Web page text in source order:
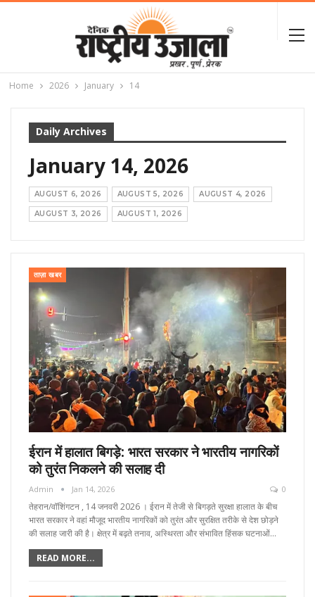
Home 2026 January 14
Daily Archives
January 14, 2026
AUGUST 6, 2026 AUGUST 5, 2026 AUGUST 4, 2026
AUGUST 3, 2026 AUGUST 1, 2026
ताज़ा खबर
ईरान में हालात बिगड़े: भारत सरकार ने भारतीय नागरिकों
को तुरंत निकलने की सलाह दी
Admin Jan 14, 2026 0
तेहरान/वॉशिंगटन , 14 जनवरी 2026 । ईरान में तेजी से बिगड़ते सुरक्षा हालात के बीच
भारत सरकार ने वहां मौजूद भारतीय नागरिकों को तुरंत और सुरक्षित तरीके से देश छोड़ने
की सलाह जारी की है। क्षेत्र में बढ़ते तनाव, अस्थिरता और संभावित हिंसक घटनाओं…
READ MORE...